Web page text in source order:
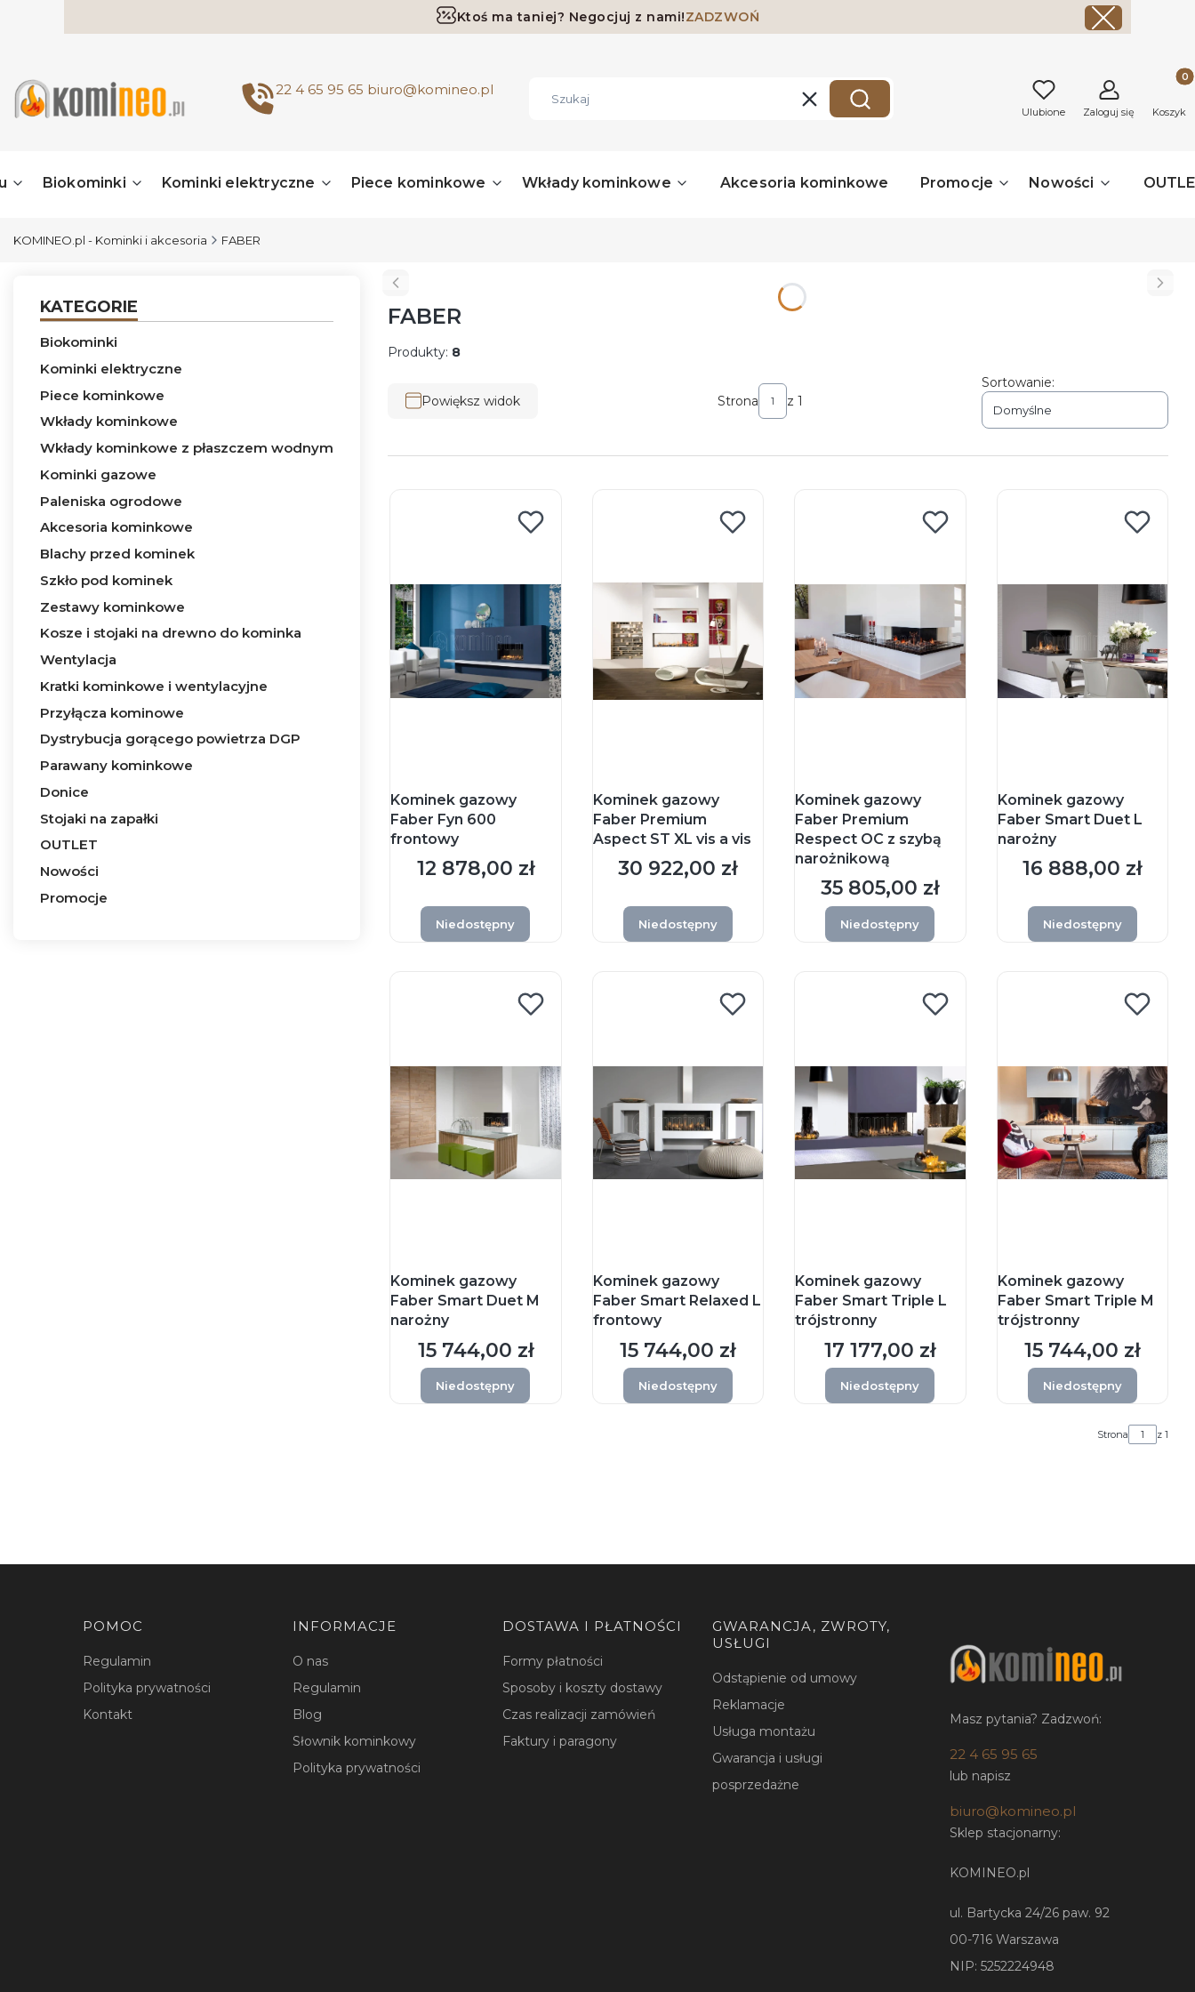
Ktoś ma taniej? Negocjuj z nami!ZADZWOŃ
22 4 65 95 65 biuro@komineo.pl
WyczyśćSzukaj Ulubione Zaloguj się Koszyk
Biokominki Kominki elektryczne Piece kominkowe Wkłady kominkowe Akcesoria kominkowe Promocje Nowości
KOMINEO.pl - Kominki i akcesoria FABER
KATEGORIE
Biokominki
Kominki elektryczne
Piece kominkowe
Wkłady kominkowe
Wkłady kominkowe z płaszczem wodnym
Kominki gazowe
Paleniska ogrodowe
Akcesoria kominkowe
Blachy przed kominek
Szkło pod kominek
Zestawy kominkowe
Kosze i stojaki na drewno do kominka
Wentylacja
Kratki kominkowe i wentylacyjne
Przyłącza kominowe
Dystrybucja gorącego powietrza DGP
Parawany kominkowe
Donice
Stojaki na zapałki
OUTLET
Nowości
Promocje
FABER
Produkty: 8
Powiększ widok
Sortowanie:
Domyślne
Strona z 1
Kominek gazowy
Faber Fyn 600
frontowy
Cena
12 878,00 zł
Niedostępny
Kominek gazowy
Faber Premium
Aspect ST XL vis a vis
Cena
30 922,00 zł
Niedostępny
Kominek gazowy
Faber Premium
Respect OC z szybą
narożnikową
Cena
35 805,00 zł
Niedostępny
Kominek gazowy
Faber Smart Duet L
narożny
Cena
16 888,00 zł
Niedostępny
Kominek gazowy
Faber Smart Duet M
narożny
Cena
15 744,00 zł
Niedostępny
Kominek gazowy
Faber Smart Relaxed L
frontowy
Cena
15 744,00 zł
Niedostępny
Kominek gazowy
Faber Smart Triple L
trójstronny
Cena
17 177,00 zł
Niedostępny
Kominek gazowy
Faber Smart Triple M
trójstronny
Cena
15 744,00 zł
Niedostępny
Strona z 1
Linki w stopce
POMOC
Regulamin
Polityka prywatności
Kontakt
INFORMACJE
O nas
Regulamin
Blog
Słownik kominkowy
Polityka prywatności
DOSTAWA I PŁATNOŚCI
Formy płatności
Sposoby i koszty dostawy
Czas realizacji zamówień
Faktury i paragony
GWARANCJA, ZWROTY,
USŁUGI
Odstąpienie od umowy
Reklamacje
Usługa montażu
Gwarancja i usługi
posprzedażne
Masz pytania? Zadzwoń:
22 4 65 95 65
lub napisz
biuro@komineo.pl
Sklep stacjonarny:
KOMINEO.pl
ul. Bartycka 24/26 paw. 92
00-716 Warszawa
NIP: 5252224948